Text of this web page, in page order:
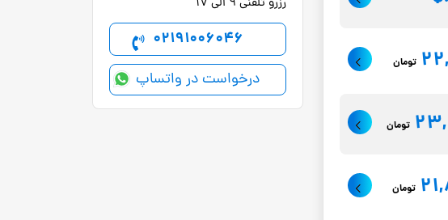
تومان
تومان
تومان
02191006046
درخواست در واتساپ